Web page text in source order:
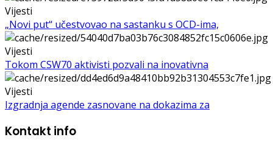
Vijesti
„Novi put“ učestvovao na sastanku s OCD-ima,
Vijesti
Tokom CSW70 aktivisti pozvali na inovativna
Vijesti
Izgradnja agende zasnovane na dokazima za
Kontakt info